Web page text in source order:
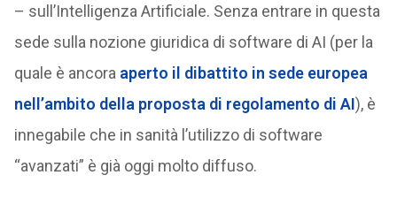
– sull’Intelligenza Artificiale. Senza entrare in questa
sede sulla nozione giuridica di software di AI (per la
quale è ancora aperto il dibattito in sede europea
nell’ambito della proposta di regolamento di AI), è
innegabile che in sanità l’utilizzo di software
“avanzati” è già oggi molto diffuso.